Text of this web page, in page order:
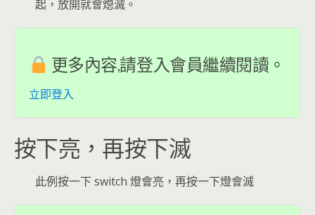
起，放開就會熄滅。
更多內容,請登入會員繼續閱讀。
立即登入
按下亮，再按下滅
此例按一下 switch 燈會亮，再按一下燈會滅